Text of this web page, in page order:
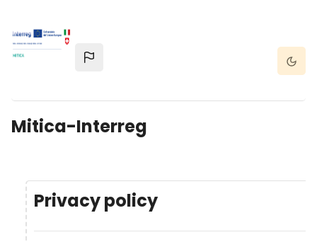
Dark
Mitica-Interreg
Privacy policy